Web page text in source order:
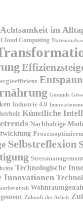
Achtsamkeit im
Cloud Computing
Gesunde
Industrie 4.0
Künstliche
Nachhaltige
Selbstreflexion
Stressmanagement
Technologische
Innovationen
Zukunft der Arbeit